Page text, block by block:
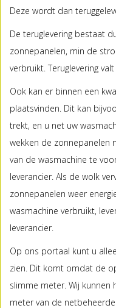
Deze wordt dan
De teruglevering bestaat
zonnepanelen, min de
verbruikt. Teruglevering
Ook kan er binnen een
plaatsvinden. Dit kan
trekt, en u net uw
wekken de zonnepanelen
van de wasmachine te
leverancier. Als de wolk
zonnepanelen weer
wasmachine verbruikt,
leverancier.
Op ons portaal kunt u
zien. Dit komt omdat de
slimme meter. Wij kunnen
meter van de